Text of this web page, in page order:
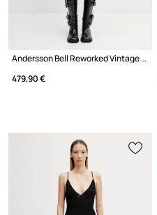
Andersson Bell Reworked Vintage šaty
479,90 €